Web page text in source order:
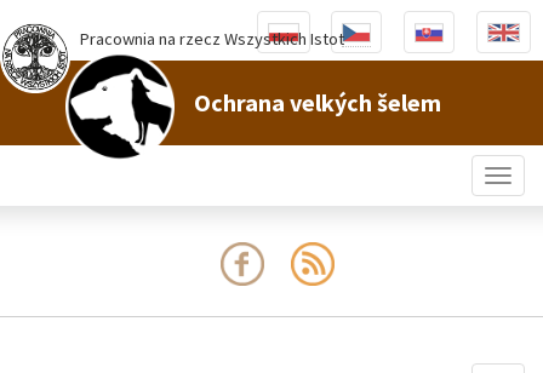
Pracownia na rzecz Wszystkich Istot
Ochrana velkých šelem